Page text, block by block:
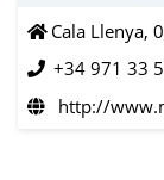
Cala Llenya,
+34 971 33
http://